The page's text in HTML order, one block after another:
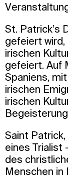
St. Patrick’s
gefeiert
irischen
gefeiert. Auf
Spaniens,
irischen
irischen
Saint
eines Trialist
des
Menschen in